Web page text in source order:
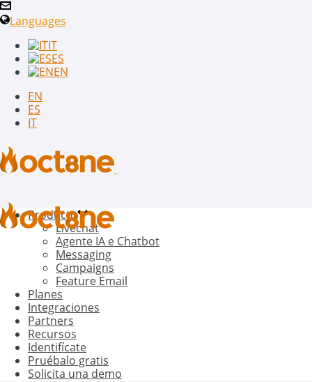
Languages
IT
ES
EN
EN
ES
IT
Producto
Livechat
Agente IA e Chatbot
Messaging
Campaigns
Feature Email
Planes
Integraciones
Partners
Recursos
Identifícate
Pruébalo gratis
Solicita una demo